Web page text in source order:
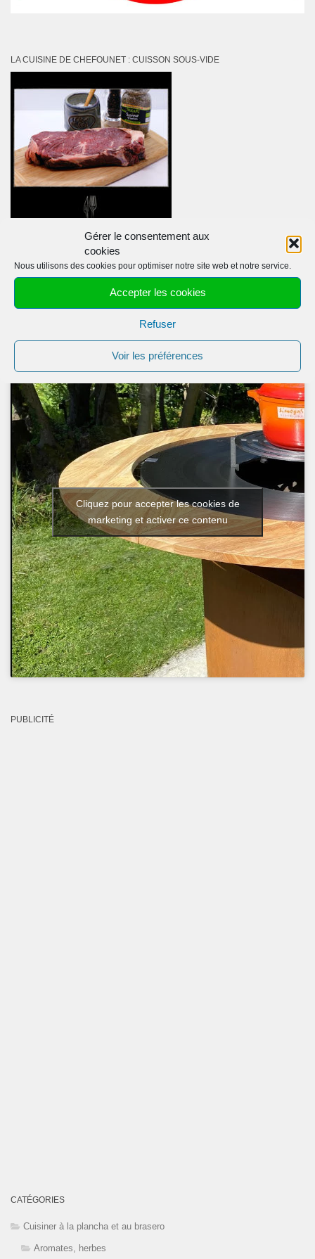
Gérer le consentement aux
cookies
Nous utilisons des cookies pour optimiser notre site web et notre service.
Accepter les cookies
Refuser
Voir les préférences
LA CUISINE DE CHEFOUNET : CUISSON SOUS-VIDE
NOUVEAUTÉ SUR CHEFOUNET TV
Cliquez pour accepter les cookies de
marketing et activer ce contenu
PUBLICITÉ
CATÉGORIES
Cuisiner à la plancha et au brasero
Aromates, herbes